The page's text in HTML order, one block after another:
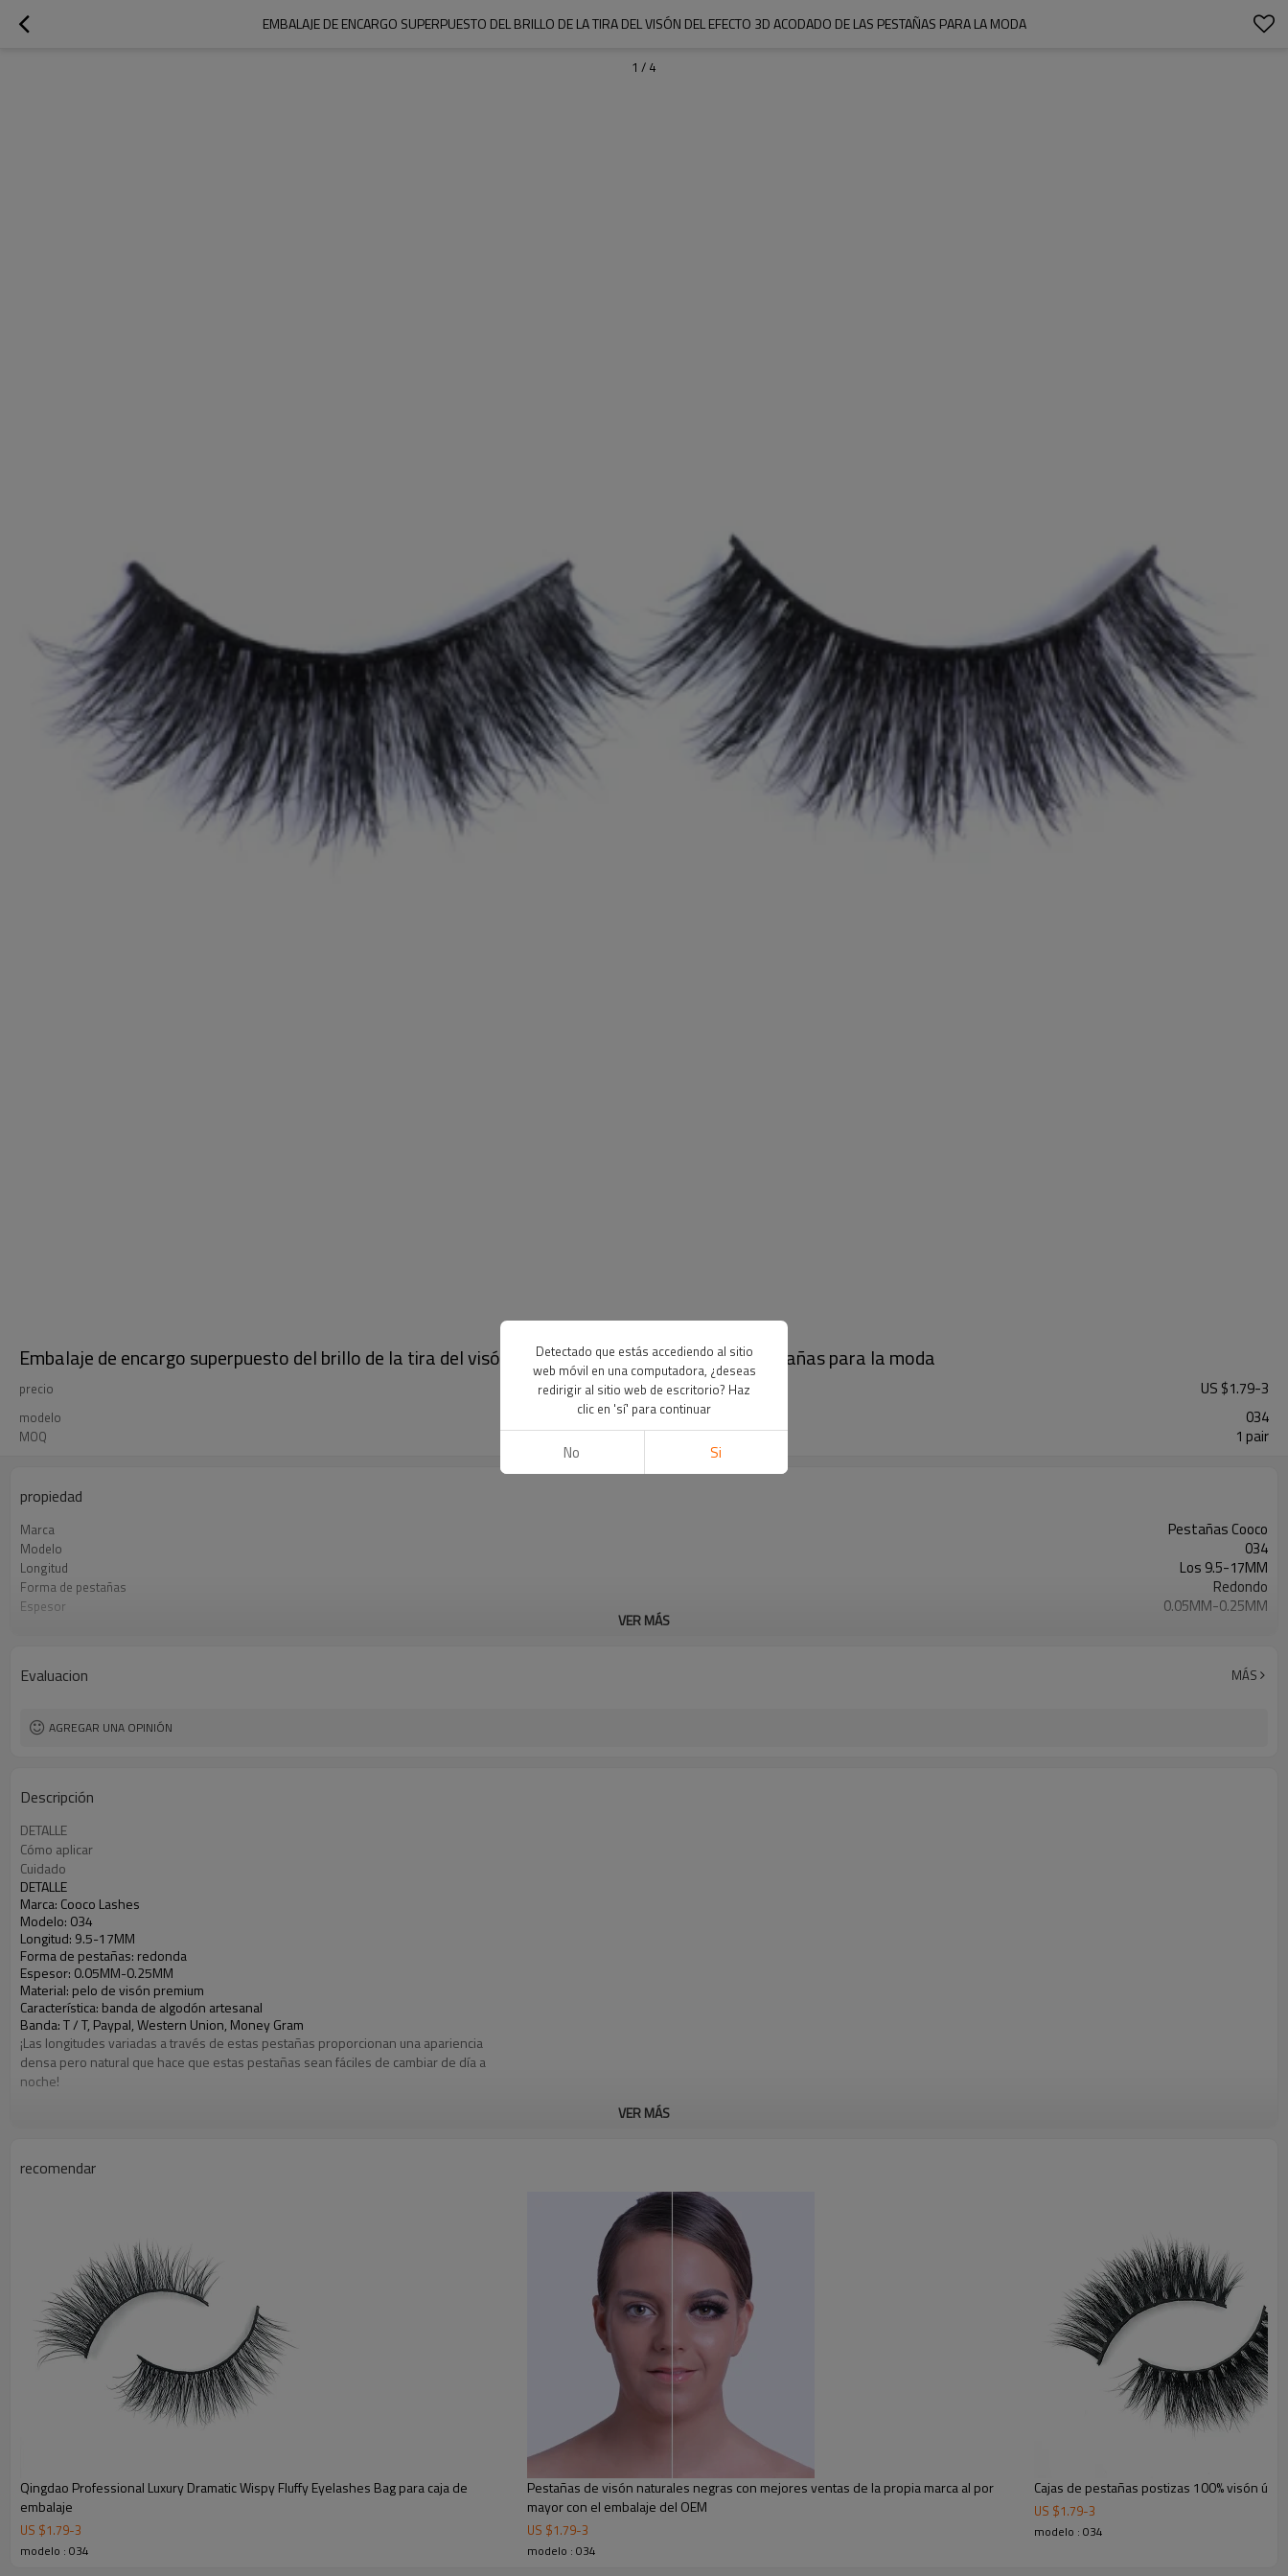
EMBALAJE DE ENCARGO SUPERPUESTO DEL BRILLO DE LA TIRA DEL VISÓN DEL EFECTO 3D ACODADO DE LAS PESTAÑAS PARA LA MODA
1 / 4
Embalaje de encargo superpuesto del brillo de la tira del visón del efecto 3D acodado de las pestañas para la moda
precio US $1.79-3
modelo 034
MOQ 1 pair
propiedad
Marca Pestañas Cooco
Modelo 034
Longitud Los 9.5-17MM
Forma de pestañas Redondo
Espesor 0.05MM-0.25MM
T / T, Paypal, Western Union, Money Gram
VER MÁS
Evaluacion MÁS
AGREGAR UNA OPINIÓN
Descripción
DETALLE
Cómo aplicar
Cuidado
DETALLE
Marca: Cooco Lashes
Modelo: 034
Longitud: 9.5-17MM
Forma de pestañas: redonda
Espesor: 0.05MM-0.25MM
Material: pelo de visón premium
Característica: banda de algodón artesanal
Banda: T / T, Paypal, Western Union, Money Gram
¡Las longitudes variadas a través de estas pestañas proporcionan una apariencia
densa pero natural que hace que estas pestañas sean fáciles de cambiar de día a
noche!
VER MÁS
recomendar
Qingdao Professional Luxury Dramatic Wispy Fluffy Eyelashes Bag para caja de
embalaje
US $1.79-3
modelo : 034
Pestañas de visón naturales negras con mejores ventas de la propia marca al por
mayor con el embalaje del OEM
US $1.79-3
modelo : 034
Cajas de pestañas postizas 100% visón
US $1.79-3
modelo : 034
Detectado que estás accediendo al sitio
web móvil en una computadora, ¿deseas
redirigir al sitio web de escritorio? Haz
clic en 'sí' para continuar
No Si